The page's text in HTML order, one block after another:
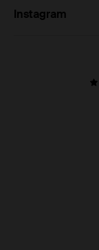
Instagram